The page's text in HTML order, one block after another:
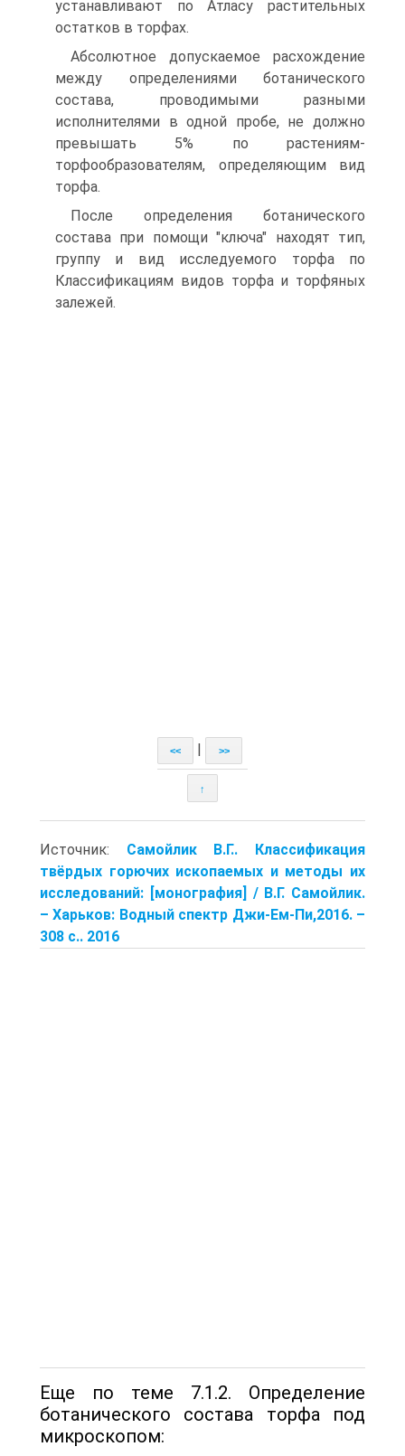
устанавливают по Атласу растительных
остатков в торфах.
Абсолютное допускаемое расхождение
между определениями ботанического
состава, проводимыми разными
исполнителями в одной пробе, не должно
превышать 5% по растениям-
торфообразователям, определяющим вид
торфа.
После определения ботанического
состава при помощи "ключа" находят тип,
группу и вид исследуемого торфа по
Классификациям видов торфа и торфяных
залежей.
<< >>
↑
Источник: Самойлик В.Г.. Классификация
твёрдых горючих ископаемых и методы их
исследований: [монография] / В.Г. Самойлик.
– Харьков: Водный спектр Джи-Ем-Пи,2016. –
308 с.. 2016
Еще по теме 7.1.2. Определение
ботанического состава торфа под
микроскопом: